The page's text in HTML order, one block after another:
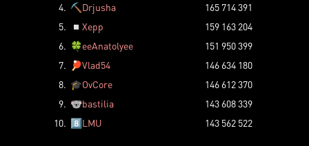
4. ⛏️ Drjusha
165 714 391
5.
◽ Xepp
159 163 204
6. 🍀eeAnatolyee
151 950 399
7.
🏓Vlad54
146 634 180
8. 🎓OvCore
146 612 370
9. 🐨bastilia
143 608 339
10. 8️⃣LMU 143 562 522